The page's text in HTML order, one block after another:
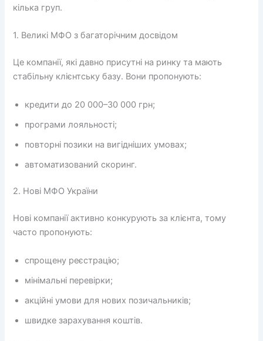
кілька груп.
1. Великі МФО з багаторічним досвідом
Це компанії, які давно присутні на ринку та мають
стабільну клієнтську базу. Вони пропонують:
кредити до 20 000–30 000 грн;
програми лояльності;
повторні позики на вигідніших умовах;
автоматизований скоринг.
2. Нові МФО України
Нові компанії активно конкурують за клієнта, тому
часто пропонують:
спрощену реєстрацію;
мінімальні перевірки;
акційні умови для нових позичальників;
швидке зарахування коштів.